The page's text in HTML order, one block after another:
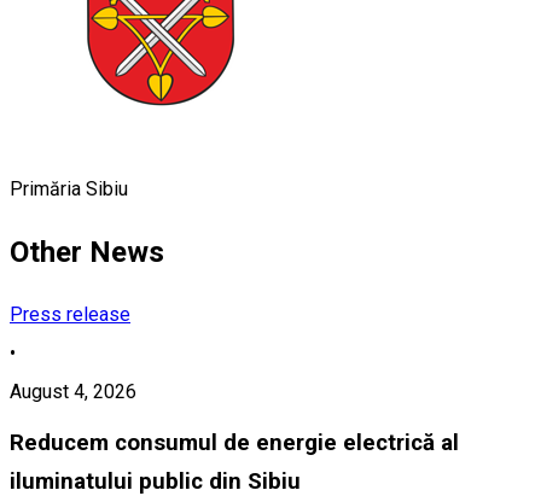
Primăria Sibiu
Other News
Press release
•
August 4, 2026
Reducem consumul de energie electrică al
iluminatului public din Sibiu